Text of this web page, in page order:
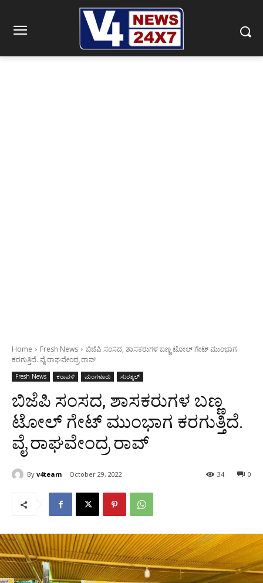
Home Fresh News
ಬಿಜೆಪಿ ಸಂಸದ, ಶಾಸಕರುಗಳ ಬಣ್ಣ ಟೋಲ್ ಗೇಟ್ ಮುಂಭಾಗ
ಕರಗುತ್ತಿದೆ. ವೈ ರಾಘವೇಂದ್ರ ರಾವ್
Fresh News ಕರಾವಳಿ ಮಂಗಳೂರು ಸುರತ್ಕಲ್
ಬಿಜೆಪಿ ಸಂಸದ, ಶಾಸಕರುಗಳ ಬಣ್ಣ
ಟೋಲ್ ಗೇಟ್ ಮುಂಭಾಗ ಕರಗುತ್ತಿದೆ.
ವೈ ರಾಘವೇಂದ್ರ ರಾವ್
By v4team October 29, 2022 0
34